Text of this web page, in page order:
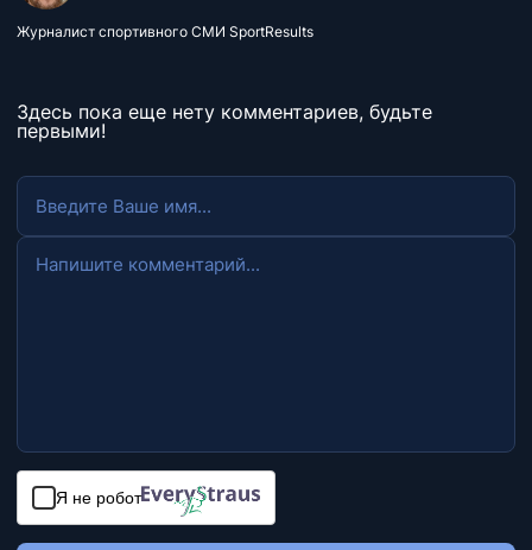
Журналист спортивного СМИ SportResults
Здесь пока еще нету комментариев, будьте
первыми!
Я не робот